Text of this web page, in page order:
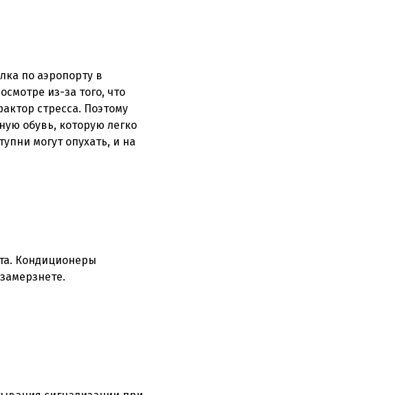
по аэропорту в
из-за того, что
стресса. Поэтому
обувь, которую легко
могут опухать, и на
Кондиционеры